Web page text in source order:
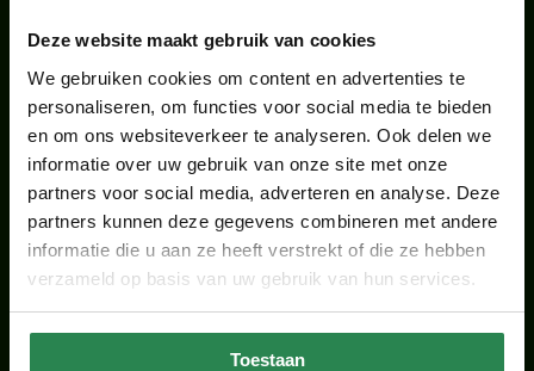
Deze website maakt gebruik van cookies
We gebruiken cookies om content en advertenties te
personaliseren, om functies voor social media te bieden
en om ons websiteverkeer te analyseren. Ook delen we
informatie over uw gebruik van onze site met onze
partners voor social media, adverteren en analyse. Deze
partners kunnen deze gegevens combineren met andere
informatie die u aan ze heeft verstrekt of die ze hebben
verzameld op basis van uw gebruik van hun services.
Toestaan
ONS TEAM GROEIT VERDER
juni 17, 2026
HANDIGE LINKS
Office plants